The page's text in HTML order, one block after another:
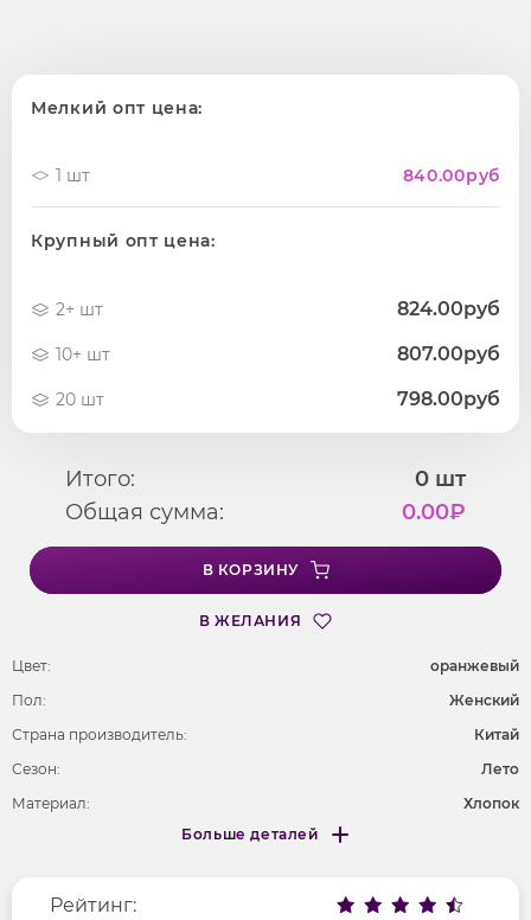
Мелкий опт цена:
1 шт 840.00руб
Крупный опт цена:
2+ шт 824.00руб
10+ шт 807.00руб
20 шт 798.00руб
Итого: 0 шт
Общая сумма:
0.00₽
В КОРЗИНУ
В ЖЕЛАНИЯ
Цвет:
оранжевый
Пол:
Женский
Страна производитель:
Китай
Сезон:
Лето
Материал:
Хлопок
Фактура материала
текстильный
Больше деталей
Меньше деталей
Рейтинг: